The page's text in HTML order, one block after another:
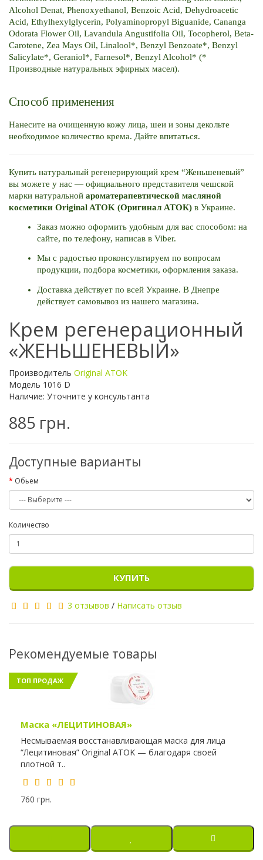
Alcohol Denat, Phenoxyethanol, Benzoic Acid, Dehydroacetic
Acid, Ethylhexylglycerin, Polyaminopropyl Biguanide, Cananga
Odorata Flower Oil, Lavandula Angustifolia Oil, Tocopherol, Beta-
Carotene, Zea Mays Oil, Linalool*, Benzyl Benzoate*, Benzyl
Salicylate*, Geraniol*, Farnesol*, Benzyl Alcohol* (*
Производные натуральных эфирных масел).
Способ применения
Нанесите на очищенную кожу лица, шеи и зоны декольте
необходимое количество крема. Дайте впитаться.
Купить натуральный регенерирующий крем “Женьшеневый”
вы можете у нас — официального представителя чешской
марки натуральной ароматерапевтической масляной
косметики Original ATOK (Оригинал АТОК) в Украине.
Заказ можно оформить удобным для вас способом: на
сайте, по телефону, написав в Viber.
Мы с радостью проконсультируем по вопросам
продукции, подбора косметики, оформления заказа.
Доставка действует по всей Украине. В Днепре
действует самовывоз из нашего магазина.
Крем регенерационный
«ЖЕНЬШЕНЕВЫЙ»
Производитель Original ATOK
Модель 1016 D
Наличие: Уточните у консультанта
885 грн.
Доступные варианты
Обьем
Количество
КУПИТЬ
3 отзывов / Написать отзыв
Рекомендуемые товары
ТОП ПРОДАЖ
Маска «ЛЕЦИТИНОВАЯ»
Несмываемая восстанавливающая маска для лица
“Лецитиновая” Original ATOK — благодаря своей
плотной т..
760 грн.